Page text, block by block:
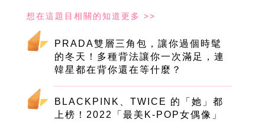
PRADA雙層三角包，讓你過個時髦
的冬天！多種背法讓你一次滿足，連
韓星都在背你還在等什麼？
BLACKPINK、TWICE 的「她」都
上榜！2022「最美K-POP女偶像」